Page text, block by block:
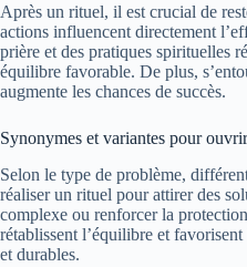
Après un rituel, il est crucial de
actions influencent directement
prière et des pratiques spirituelles
équilibre favorable. De plus,
augmente les chances de succès.
Synonymes et variantes pour
Selon le type de problème,
réaliser un rituel pour attirer des
complexe ou renforcer la
rétablissent l’équilibre et
et durables.